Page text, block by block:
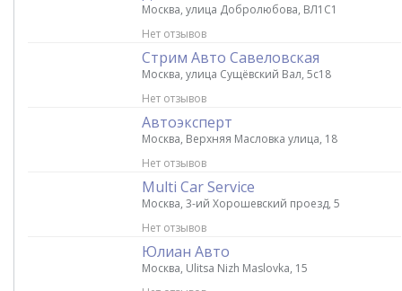
Москва, улица Добролюбова, ВЛ1С1
Нет отзывов
Стрим Авто Савеловская
Москва, улица Сущёвский Вал, 5с18
Нет отзывов
Автоэксперт
Москва, Верхняя Масловка улица, 18
Нет отзывов
Multi Car Service
Москва, 3-ий Хорошевский проезд, 5
Нет отзывов
Юлиан Авто
Москва, Ulitsa Nizh Maslovka, 15